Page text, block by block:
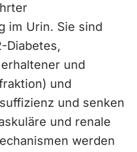
im Urin. Sie sind
Diabetes,
und
und
und senken
und renale
werden